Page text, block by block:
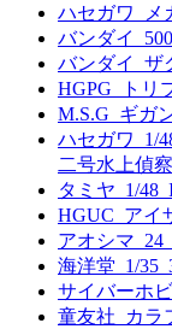
ハセガワ_メ
バンダイ
バンダイ_ザ
HGPG_トリ
M.S.G_ギガ
ハセガワ_1/
二号水上偵
タミヤ_1/
HGUC_アイ
アオシマ
海洋堂_1/
サイバーホ
童友社_カラ